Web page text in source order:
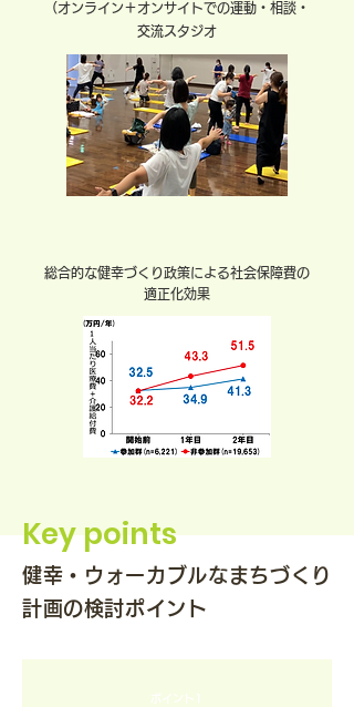
（オンライン＋オンサイトでの運動・相談・
交流スタジオ
総合的な健幸づくり政策による社会保障費の
適正化効果
Key points
健幸・ウォーカブルなまちづくり
計画の検討ポイント
ポイント1